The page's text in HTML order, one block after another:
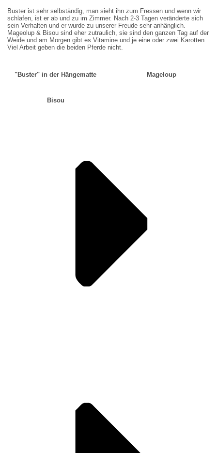
Buster ist sehr selbständig, man sieht ihn zum Fressen und wenn wir
schlafen, ist er ab und zu im Zimmer. Nach 2-3 Tagen veränderte sich
sein Verhalten und er wurde zu unserer Freude sehr anhänglich.
Mageolup & Bisou sind eher zutraulich, sie sind den ganzen Tag auf der
Weide und am Morgen gibt es Vitamine und je eine oder zwei Karotten.
Viel Arbeit geben die beiden Pferde nicht.
"Buster" in der Hängematte Mageloup
Bisou